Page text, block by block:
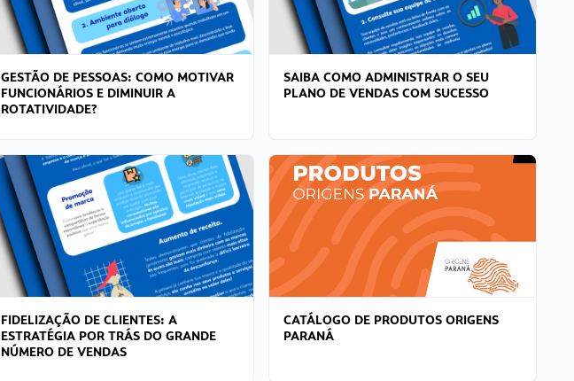
GESTÃO DE PESSOAS: COMO MOTIVAR
FUNCIONÁRIOS E DIMINUIR A
ROTATIVIDADE?
SAIBA COMO ADMINISTRAR O SEU
PLANO DE VENDAS COM SUCESSO
FIDELIZAÇÃO DE CLIENTES: A
ESTRATÉGIA POR TRÁS DO GRANDE
NÚMERO DE VENDAS
CATÁLOGO DE PRODUTOS ORIGENS
PARANÁ